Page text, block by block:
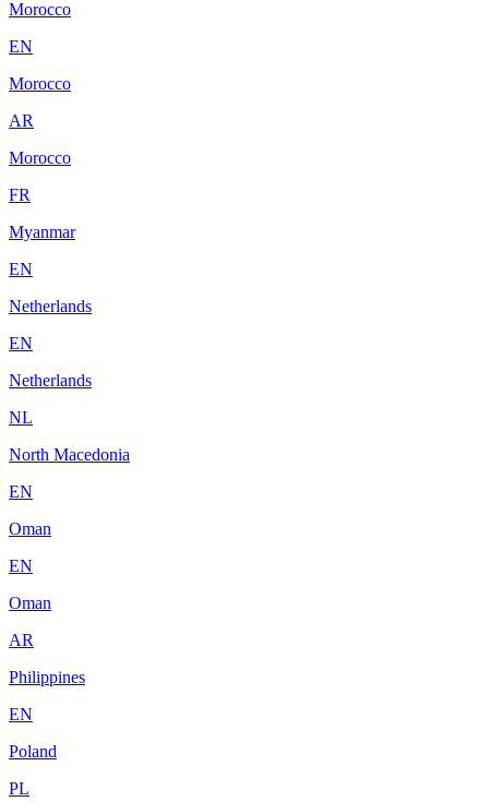
Morocco
EN
Morocco
AR
Morocco
FR
Myanmar
EN
Netherlands
EN
Netherlands
NL
North Macedonia
EN
Oman
EN
Oman
AR
Philippines
EN
Poland
PL